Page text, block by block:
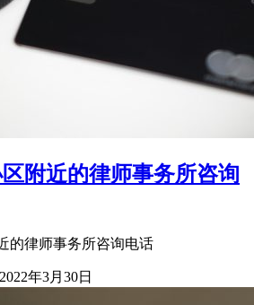
附近的律师事务所咨询
的律师事务所咨询电话
2022年3月30日